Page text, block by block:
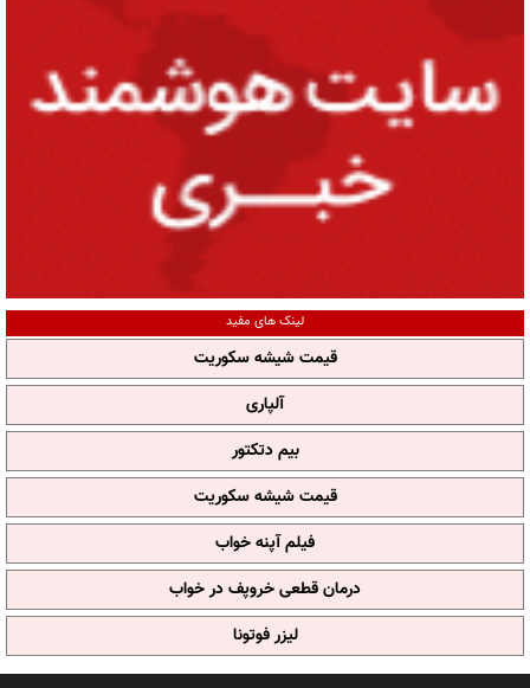
لینک های مفید
قیمت شیشه سکوریت
آلپاری
بیم دتکتور
قیمت شیشه سکوریت
فیلم آپنه خواب
درمان قطعی خروپف در خواب
لیزر فوتونا